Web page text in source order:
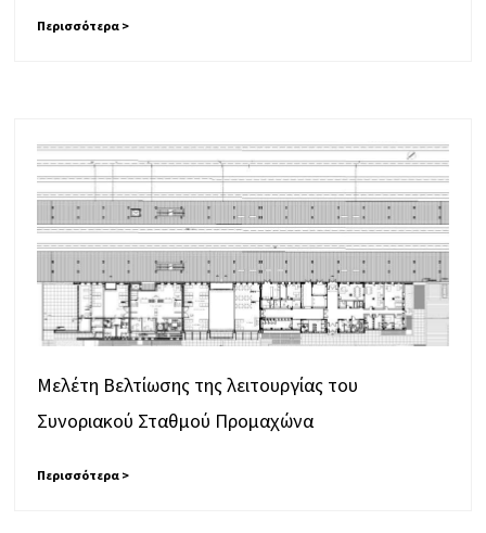
Περισσότερα >
Μελέτη Βελτίωσης της λειτουργίας του
Συνοριακού Σταθμού Προμαχώνα
Περισσότερα >